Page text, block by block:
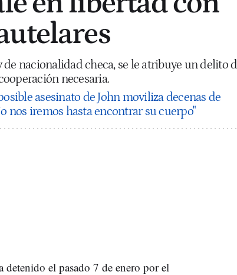
de nacionalidad checa, se le atribuye un delito
necesaria.
asesinato de John moviliza decenas de
nos iremos hasta encontrar su cuerpo"
el pasado 7 de enero por el